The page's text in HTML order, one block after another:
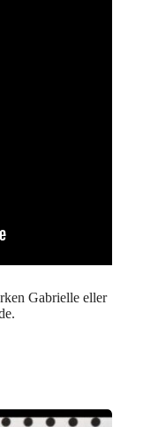
Gabrielle eller